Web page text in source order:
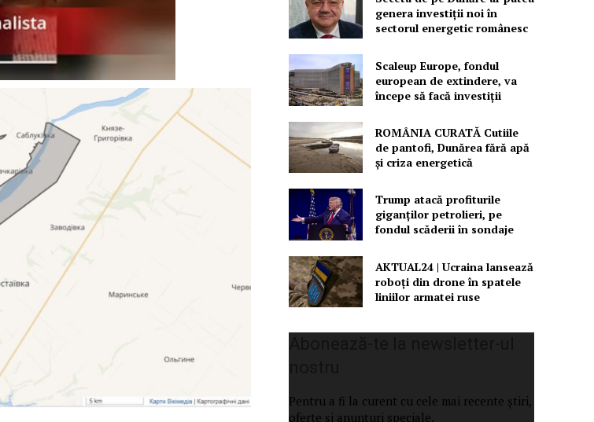
PRESShub
Despre noi / Echipa
Proiecte editoriale
Rețea
Contact
genera investiții noi în
sectorul energetic românesc
Scaleup Europe, fondul
european de extindere, va
începe să facă investiții
ROMÂNIA CURATĂ Cutiile
de pantofi, Dunărea fără apă
și criza energetică
Trump atacă profiturile
giganților petrolieri, pe
fondul scăderii în sondaje
AKTUAL24 | Ucraina lansează
roboți din drone în spatele
liniilor armatei ruse
Pentru a fi la curent cu cele mai recente știri,
oferte și anunțuri speciale.